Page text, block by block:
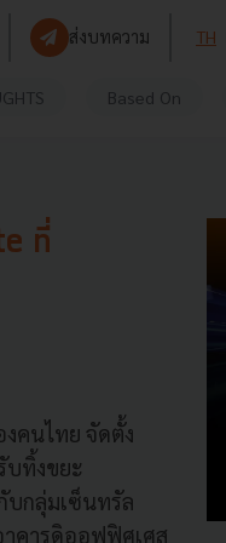
ส่งบทความ TH
Based On
ที่
คนไทย จัดตั้ง
บทิ้งขยะ
บกลุ่มเซ็นทรัล
าคารดิออฟฟิศเศส